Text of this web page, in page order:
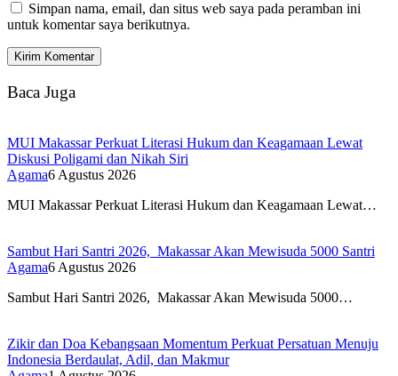
Simpan nama, email, dan situs web saya pada peramban ini
untuk komentar saya berikutnya.
Baca Juga
MUI Makassar Perkuat Literasi Hukum dan Keagamaan Lewat
Diskusi Poligami dan Nikah Siri
Agama6 Agustus 2026
MUI Makassar Perkuat Literasi Hukum dan Keagamaan Lewat…
Sambut Hari Santri 2026, Makassar Akan Mewisuda 5000 Santri
Agama6 Agustus 2026
Sambut Hari Santri 2026, Makassar Akan Mewisuda 5000…
Zikir dan Doa Kebangsaan Momentum Perkuat Persatuan Menuju
Indonesia Berdaulat, Adil, dan Makmur